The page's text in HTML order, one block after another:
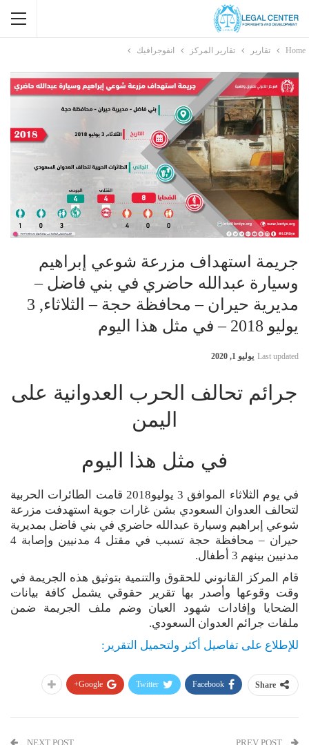
Home تقارير تقارير المركز انفوجرافيك
جريمة استهداف مزرعة شوعي إبراهيم
وسيارة عبدالله حاضري في بني فاضل –
مديرية حيران – محافظة حجة – الثلاثاء, 3
يوليو 2018 – في مثل هذا اليوم
Last updated يوليو 1, 2020
جرائم تحالف الحرب العدوانية على
اليمن
في مثل هذا اليوم
في يوم الثلاثاء الموافق 3 يوليو2018 قامت الطائرات الحربية
لتحالف العدوان السعودي بشن غارات جوية استهدفت مزرعة
شوعي إبراهيم وسيارة عبدالله حاضري في بني فاضل بمديرية
حيران – محافظة حجة تسبب في مقتل 4 مدنيين وإصابة 4
مدنيين بينهم 3 أطفال.
قام المركز القانوني للحقوق والتنمية بتوثيق هذه الجريمة في
وقت وقوعها وأصدر بها تقرير حقوقي يشمل كافة بيانات
الضحايا وإفادات شهود العيان وضم ملف الجريمة ضمن
ملفات جرائم العدوان السعودي.
للإطلاع على تفاصيل أكثر ولتحميل التقرير:
Share
Facebook
Twitter
Google+
NEXT POST